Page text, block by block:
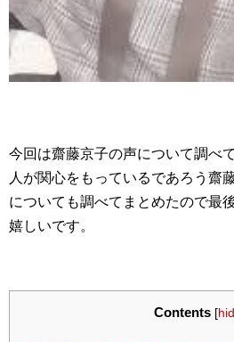
今回は齋藤京子の声について調べ
人が関心をもっているであろう齋
についても調べてまとめたので最
嬉しいです。
Contents [